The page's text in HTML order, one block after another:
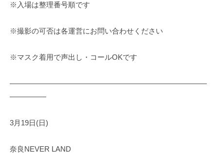
※入場は整理番号順です
※撮影の可否は各運営にお問い合わせください
※マスク着用で声出し・コールOKです
———————————————————————————
—————
3月19日(日)
奈良NEVER LAND